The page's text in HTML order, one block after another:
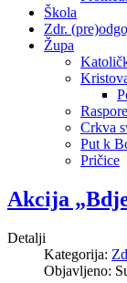
Škola
Zdr.
Župa
Crkva
Put k
Pričice
Akcija
Detalji
Kategorija:
Objavljeno: